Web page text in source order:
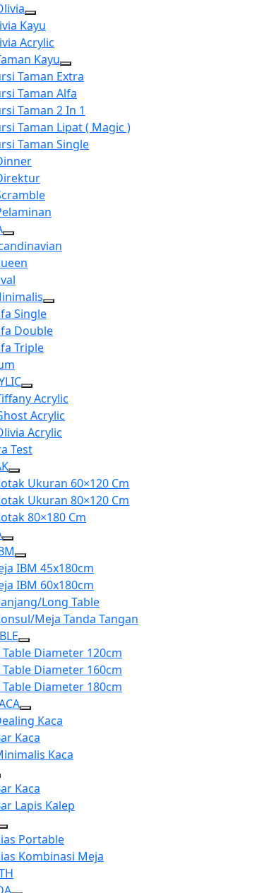
Show
sub
menu
Kayu
Acrylic
Kayu
Show
sub
menu
Taman Extra
Taman Alfa
Taman 2 In 1
Taman Lipat ( Magic )
Taman Single
Show
sub
menu
sub
Single
Double
Triple
Show
sub
menu
Acrylic
Acrylic
Acrylic
Test
Show
sub
menu
Ukuran 60×120 Cm
Ukuran 80×120 Cm
80×180 Cm
Show
sub
menu
Show
sub
menu
IBM 45x180cm
IBM 60x180cm
Long Table
Meja Tanda Tangan
Show
sub
menu
Diameter 120cm
Diameter 160cm
Diameter 180cm
Show
sub
menu
Kaca
Kaca
Kaca
Kaca
Lapis Kalep
Show
sub
menu
Portable
Kombinasi Meja